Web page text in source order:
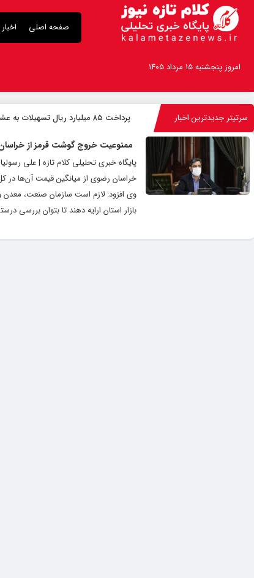
صفحه اصلی اخبار
امروز پنجشنبه ۱۵ مرداد ۱۴۰۵
سرتیتر جدیدترین اخبار پرداخت ۸۵ میلیارد ریال تسهیلات به عشایر چناران
ممنوعیت خروج گوشت قرمز از
پایگاه خبری تحلیلی کلام تازه | علی
خراسان رضوی از میانگین قیمت آن‌ها در
وی افزود: لازم است سازمان صنعت،
بازار استان ارایه دهند تا بتوان